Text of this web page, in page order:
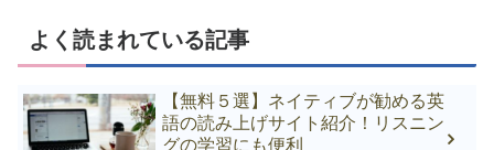
よく読まれている記事
【無料５選】ネイティブが勧める英
語の読み上げサイト紹介！リスニン
グの学習にも便利